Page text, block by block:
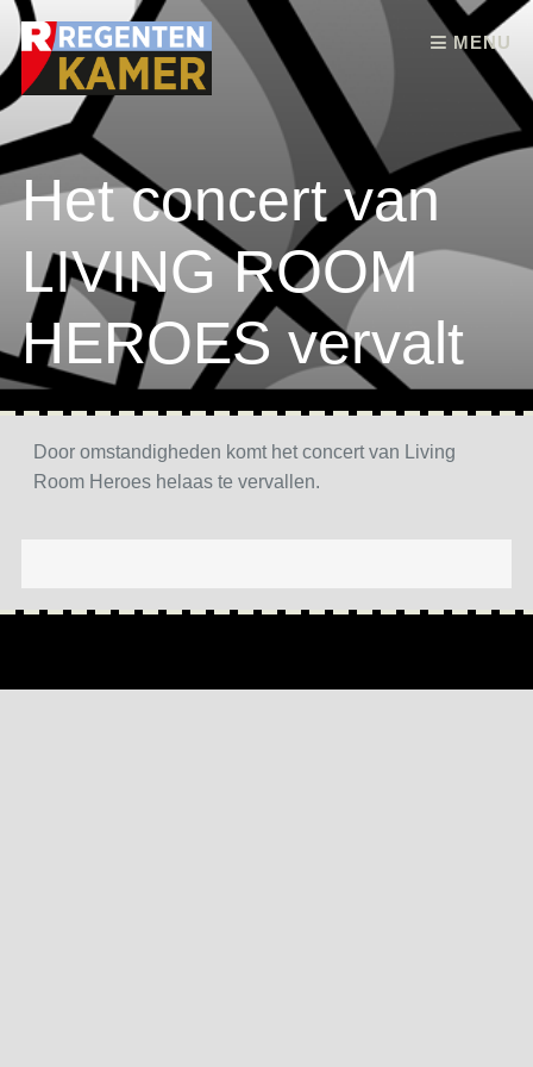
MENU
Skip to content
Het concert van
LIVING ROOM
HEROES vervalt
Door omstandigheden komt het concert van Living
Room Heroes helaas te vervallen.